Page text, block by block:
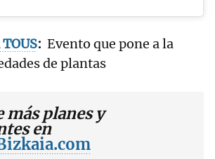
: Evento que pone a la
de plantas
más planes y
en